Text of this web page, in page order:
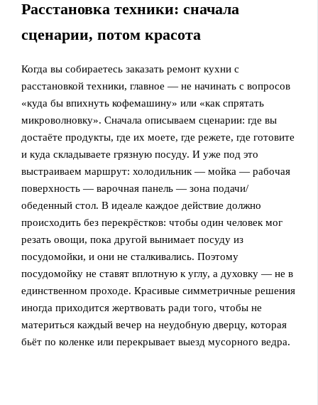
Расстановка техники: сначала
сценарии, потом красота
Когда вы собираетесь заказать ремонт кухни с
расстановкой техники, главное — не начинать с вопросов
«куда бы впихнуть кофемашину» или «как спрятать
микроволновку». Сначала описываем сценарии: где вы
достаёте продукты, где их моете, где режете, где готовите
и куда складываете грязную посуду. И уже под это
выстраиваем маршрут: холодильник — мойка — рабочая
поверхность — варочная панель — зона подачи/
обеденный стол. В идеале каждое действие должно
происходить без перекрёстков: чтобы один человек мог
резать овощи, пока другой вынимает посуду из
посудомойки, и они не сталкивались. Поэтому
посудомойку не ставят вплотную к углу, а духовку — не в
единственном проходе. Красивые симметричные решения
иногда приходится жертвовать ради того, чтобы не
материться каждый вечер на неудобную дверцу, которая
бьёт по коленке или перекрывает выезд мусорного ведра.